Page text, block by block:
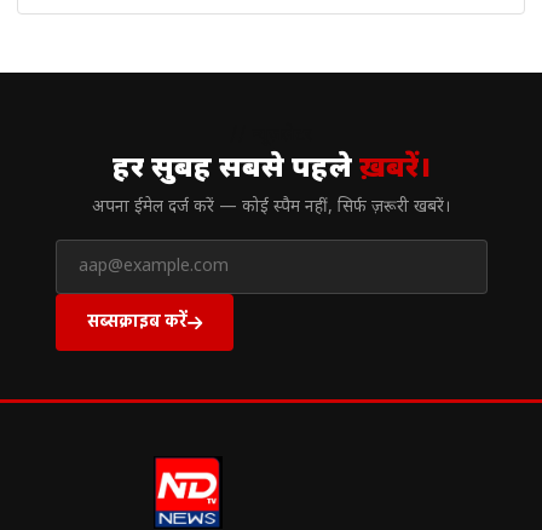
हर सुबह सबसे पहलेख़बरें।
अपना ईमेल दर्ज करें — कोई स्पैम नहीं, सिर्फ ज़रूरी खबरें।
सब्सक्राइब करें